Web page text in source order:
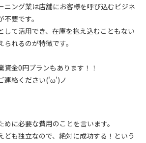
ニング業は店舗にお客様を呼び込むビジネ
要です。
して活用でき、在庫を抱え込むこともない
れるのが特徴です。
資金0円プランもあります！！
連絡ください('ω')ノ
に必要な費用のことを言います。
ども独立なので、絶対に成功する！という